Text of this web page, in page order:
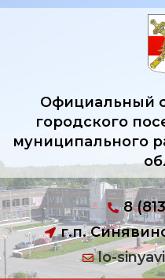
Официальный
городского
муниципального
8
г.п.
lo-